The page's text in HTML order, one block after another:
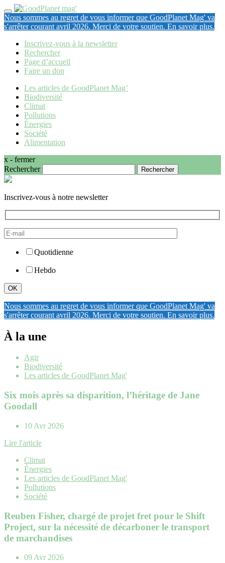
Nous sommes au regret de vous informer que GoodPlanet Mag' va
s'arrêter courant avril 2026. Merci de votre soutien. En savoir plus.
Inscrivez-vous à la newsletter
Rechercher
Page d’accueil
Faire un don
Les articles de GoodPlanet Mag’
Biodiversité
Climat
Pollutions
Énergies
Société
Alimentation
x - fermer
Rechercher
Inscrivez-vous à notre newsletter
Quotidienne
Hebdo
OK
Nous sommes au regret de vous informer que GoodPlanet Mag' va
s'arrêter courant avril 2026. Merci de votre soutien. En savoir plus.
À la une
Agir
Biodiversité
Les articles de GoodPlanet Mag'
Six mois après sa disparition, l’héritage de Jane
Goodall
10 Avr 2026
Lire l'article
Climat
Énergies
Les articles de GoodPlanet Mag'
Pollutions
Société
Reuben Fisher, chargé de projet fret pour le Shift
Project, sur la nécessité de décarboner le transport
de marchandises
09 Avr 2026